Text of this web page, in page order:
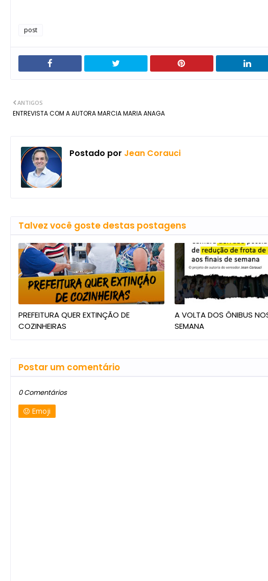
post
ANTIGOS
ENTREVISTA COM A AUTORA MARCIA MARIA ANAGA
Postado por Jean Corauci
Talvez você goste destas postagens
PREFEITURA QUER EXTINÇÃO DE
COZINHEIRAS
A VOLTA DOS ÔNIBUS
SEMANA
Postar um comentário
0 Comentários
Emoji